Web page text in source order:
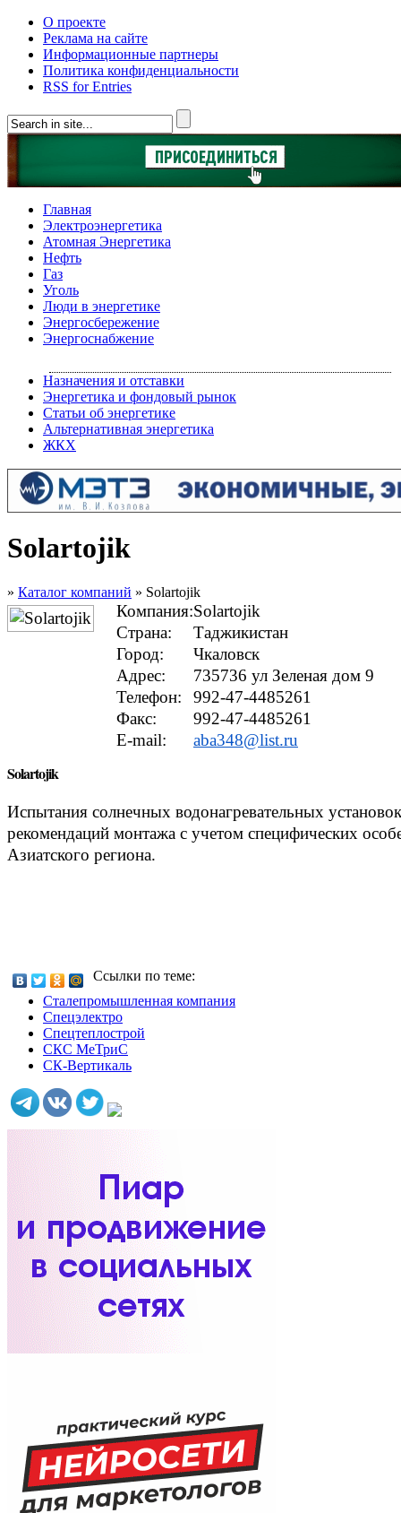
О проекте
Реклама на сайте
Информационные партнеры
Политика конфиденциальности
RSS for Entries
Главная
Электроэнергетика
Атомная Энергетика
Нефть
Газ
Уголь
Люди в энергетике
Энергосбережение
Энергоснабжение
Назначения и отставки
Энергетика и фондовый рынок
Статьи об энергетике
Альтернативная энергетика
ЖКХ
Solartojik
» Каталог компаний » Solartojik
Компания:Solartojik
Страна:
Таджикистан
Город:
Чкаловск
Адрес:
735736 ул Зеленая дом 9
Телефон:
992-47-4485261
Факс:
992-47-4485261
E-mail:
aba348@list.ru
Solartojik
Испытания солнечных водонагревательных
рекомендаций монтажа с учетом специфических
Азиатского региона.
Ссылки по теме:
Сталепромышленная компания
Спецэлектро
Спецтеплострой
СКС МеТриС
СК-Вертикаль